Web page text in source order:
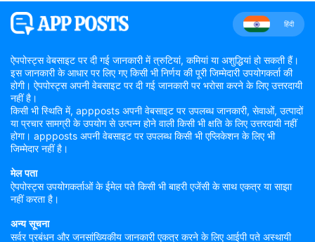
हिंदी
ऐपपोस्ट्स वेबसाइट पर दी गई जानकारी में त्रुटियां, कमियां या अशुद्धियां हो सकती हैं।
इस जानकारी के आधार पर लिए गए किसी भी निर्णय की पूरी जिम्मेदारी उपयोगकर्ता की
होगी। ऐपपोस्ट्स अपनी वेबसाइट पर दी गई जानकारी पर भरोसा करने के लिए उत्तरदायी
नहीं है।
किसी भी स्थिति में, appposts अपनी वेबसाइट पर उपलब्ध जानकारी, सेवाओं, उत्पादों
या प्रचार सामग्री के उपयोग से उत्पन्न होने वाली किसी भी क्षति के लिए उत्तरदायी नहीं
होगा। appposts अपनी वेबसाइट पर उपलब्ध किसी भी एप्लिकेशन के लिए भी
जिम्मेदार नहीं है।
मेल पता
ऐपपोस्ट्स उपयोगकर्ताओं के ईमेल पते किसी भी बाहरी एजेंसी के साथ एकत्र या साझा
नहीं करता है।
अन्य सूचना
सर्वर प्रबंधन और जनसांख्यिकीय जानकारी एकत्र करने के लिए आईपी पते अस्थायी